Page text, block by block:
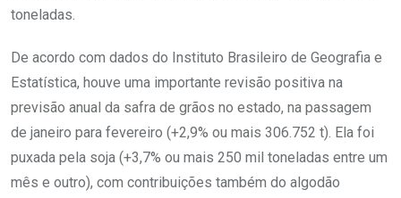
toneladas.
De acordo com dados do Instituto Brasileiro de Geografia e
Estatística, houve uma importante revisão positiva na
previsão anual da safra de grãos no estado, na passagem
de janeiro para fevereiro (+2,9% ou mais 306.752 t). Ela foi
puxada pela soja (+3,7% ou mais 250 mil toneladas entre um
mês e outro), com contribuições também do algodão